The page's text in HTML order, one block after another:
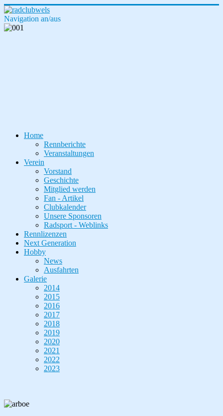
Navigation an/aus
Home
Rennberichte
Veranstaltungen
Verein
Vorstand
Geschichte
Mitglied werden
Fan - Artikel
Clubkalender
Unsere Sponsoren
Radsport - Weblinks
Rennlizenzen
Next Generation
Hobby
News
Ausfahrten
Galerie
2014
2015
2016
2017
2018
2019
2020
2021
2022
2023